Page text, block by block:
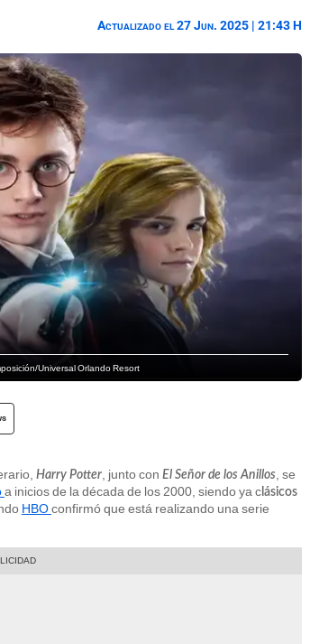
Actualizado el 27 Jun. 2025 | 21:43 H
Universal Orlando Resort
Harry Potter , junto con El Señor de los Anillos , se
a inicios de la década de los 2000, siendo ya c lásicos
HBOconfirmó que está realizando una serie